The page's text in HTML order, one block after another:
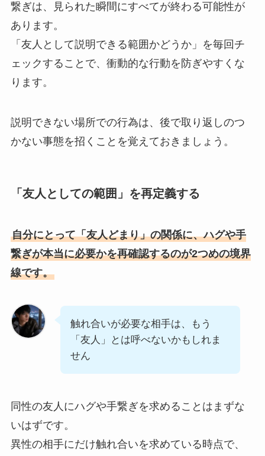
繋ぎは、見られた瞬間にすべてが終わる可能性が
あります。
「友人として説明できる範囲かどうか」を毎回チ
ェックすることで、衝動的な行動を防ぎやすくな
ります。
説明できない場所での行為は、後で取り返しのつ
かない事態を招くことを覚えておきましょう。
「友人としての範囲」を再定義する
自分にとって「友人どまり」の関係に、ハグや手
繋ぎが本当に必要かを再確認するのが2つめの境界
線です。
触れ合いが必要な相手は、もう
「友人」とは呼べないかもしれま
せん
同性の友人にハグや手繋ぎを求めることはまずな
いはずです。
異性の相手にだけ触れ合いを求めている時点で、